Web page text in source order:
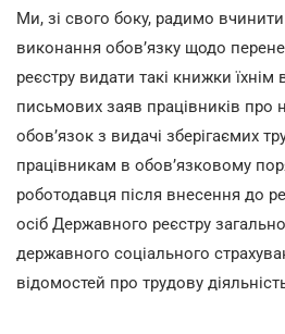
Ми, зі свого боку, радимо
виконання обов’язку щодо
реєстру видати такі книжки
письмових заяв працівників про
обов’язок з видачі зберігаємих
працівникам в обов’язковому
роботодавця після внесення до
осіб Державного реєстру
державного соціального
відомостей про трудову